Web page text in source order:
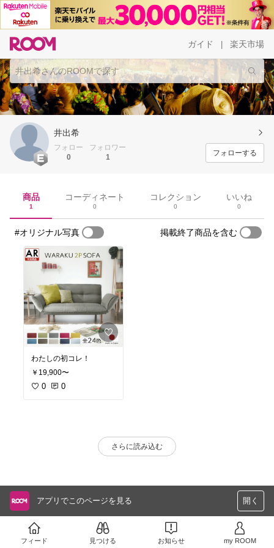
ガイド 楽天市場
井出希
フォロー
0
フォロワー
1
フォローする
商品
1
コーディネート
0
コレクション
0
いいね
0
#オリジナル写真 掲載終了商品を含む
わたしの初コレ！
￥19,900〜
0 0
さらに読み込む
アプリでこのページを見る 開く
フィード 見つける お知らせ my ROOM